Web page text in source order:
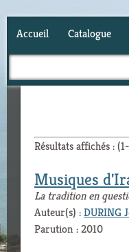
Accueil Catalogue
Résultats affichés :
Musiques
La tradition en
Auteur(s) :DURING
Parution : 2010